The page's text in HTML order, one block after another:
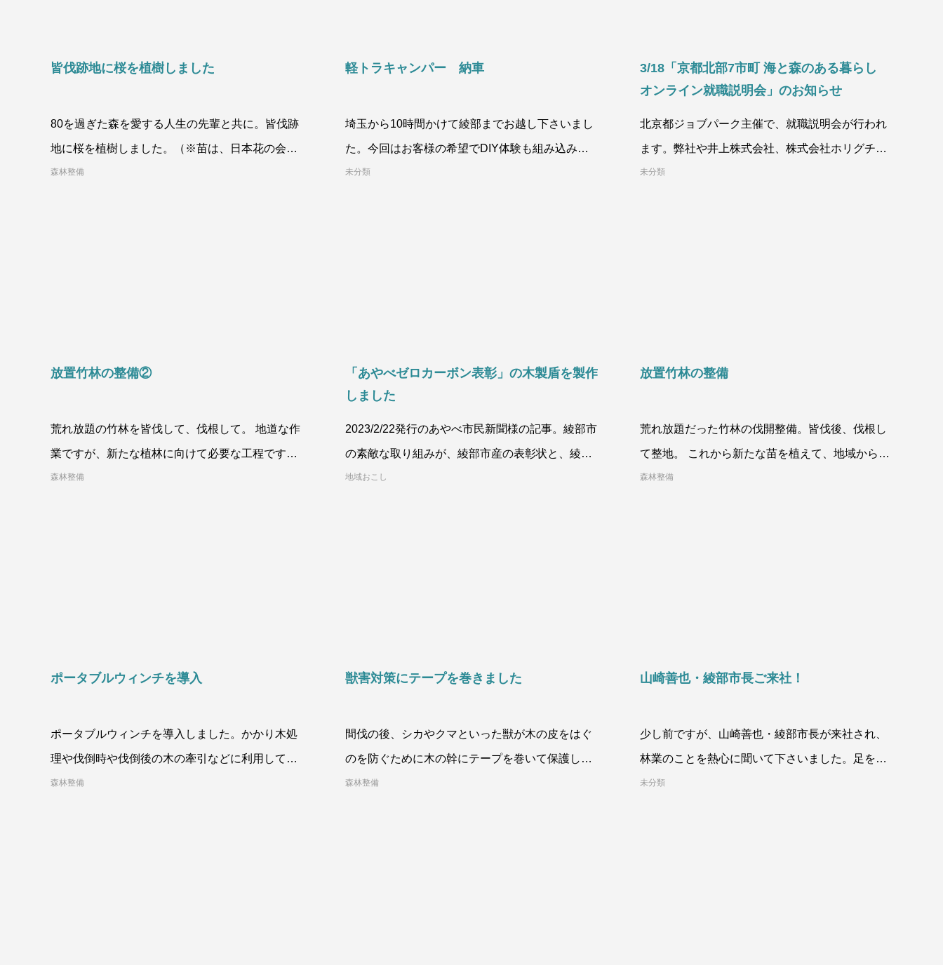
皆伐跡地に桜を植樹しました
80を過ぎた森を愛する人生の先輩と共に。皆伐跡
地に桜を植樹しました。（※苗は、日本花の会様
より）桜は、日本の国花
森林整備
軽トラキャンパー 納車
埼玉から10時間かけて綾部までお越し下さいまし
た。今回はお客様の希望でDIY体験も組み込み、
綾部で民泊しながらの制作。お
未分類
3/18「京都北部7市町 海と森のある暮らし
オンライン就職説明会」のお知らせ
北京都ジョブパーク主催で、就職説明会が行われ
ます。弊社や井上株式会社、株式会社ホリグチな
ど、京都府北部の企業7社が参加します。※移住
未分類
放置竹林の整備②
荒れ放題の竹林を皆伐して、伐根して。 地道な作
業ですが、新たな植林に向けて必要な工程です。
持続可能な森林にするため、お手
森林整備
「あやべゼロカーボン表彰」の木製盾を製作
しました
2023/2/22発行のあやべ市民新聞様の記事。綾部市
の素敵な取り組みが、綾部市産の表彰状と、綾部
市産の木製盾で綾部市様から表彰され
地域おこし
放置竹林の整備
荒れ放題だった竹林の伐開整備。皆伐後、伐根し
て整地。 これから新たな苗を植えて、地域から愛
される山になっていってもら
森林整備
ポータブルウィンチを導入
ポータブルウィンチを導入しました。かかり木処
理や伐倒時や伐倒後の木の牽引などに利用してい
ます。人力、チルホールに比べて安全面や生産性
森林整備
獣害対策にテープを巻きました
間伐の後、シカやクマといった獣が木の皮をはぐ
のを防ぐために木の幹にテープを巻いて保護しま
した。環境に配慮した生分解テ
森林整備
山崎善也・綾部市長ご来社！
少し前ですが、山崎善也・綾部市長が来社され、
林業のことを熱心に聞いて下さいました。足を運
んでくださった上に、現場の声に耳を傾
未分類